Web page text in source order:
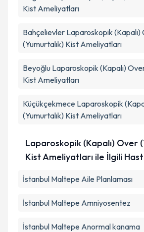
Kist Ameliyatları
Bahçelievler Laparoskopik (Kapalı)
(Yumurtalık) Kist Ameliyatları
Beyoğlu Laparoskopik (Kapalı)
Kist Ameliyatları
Küçükçekmece Laparoskopik
(Yumurtalık) Kist Ameliyatları
Laparoskopik (Kapalı) Over
Kist Ameliyatları ile İlgili
İstanbul Maltepe Aile Planlaması
İstanbul Maltepe Amniyosentez
İstanbul Maltepe Anormal kanama